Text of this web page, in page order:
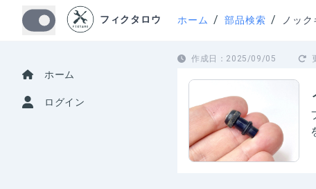
ホーム
ログイン
フィクタロウ ホーム / 部品検索 / ノッ
作成日： 2025/09/05